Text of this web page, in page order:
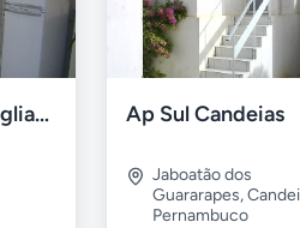
República Vernaglia-Estudantes e ou Trabalhadores Ap Sul Candeias
Jaboatão dos
Guararapes,
Pernambuco